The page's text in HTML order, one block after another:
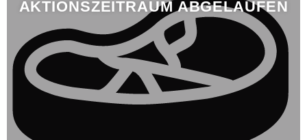
AKTIONSZEITRAUM ABGELAUFEN